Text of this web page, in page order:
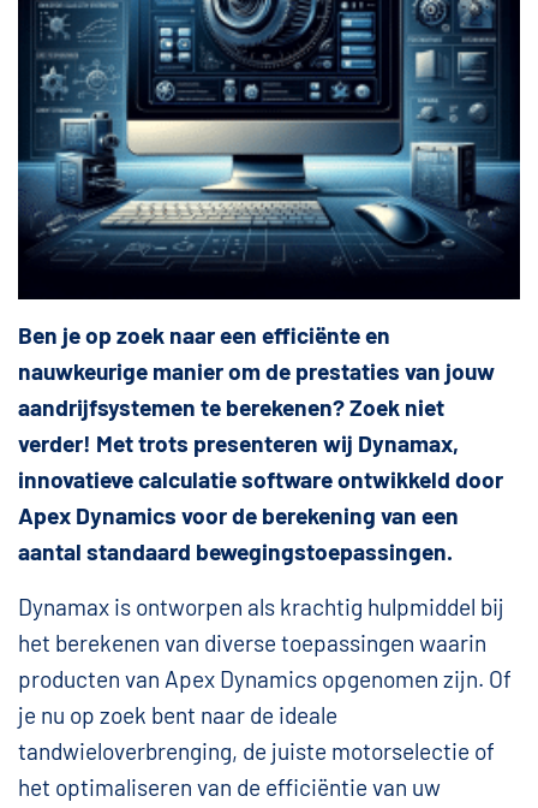
Ben je op zoek naar een efficiënte en
nauwkeurige manier om de prestaties van jouw
aandrijfsystemen te berekenen? Zoek niet
verder! Met trots presenteren wij Dynamax,
innovatieve calculatie software ontwikkeld door
Apex Dynamics voor de berekening van een
aantal standaard bewegingstoepassingen.
Dynamax is ontworpen als krachtig hulpmiddel bij
het berekenen van diverse toepassingen waarin
producten van Apex Dynamics opgenomen zijn. Of
je nu op zoek bent naar de ideale
tandwieloverbrenging, de juiste motorselectie of
het optimaliseren van de efficiëntie van uw